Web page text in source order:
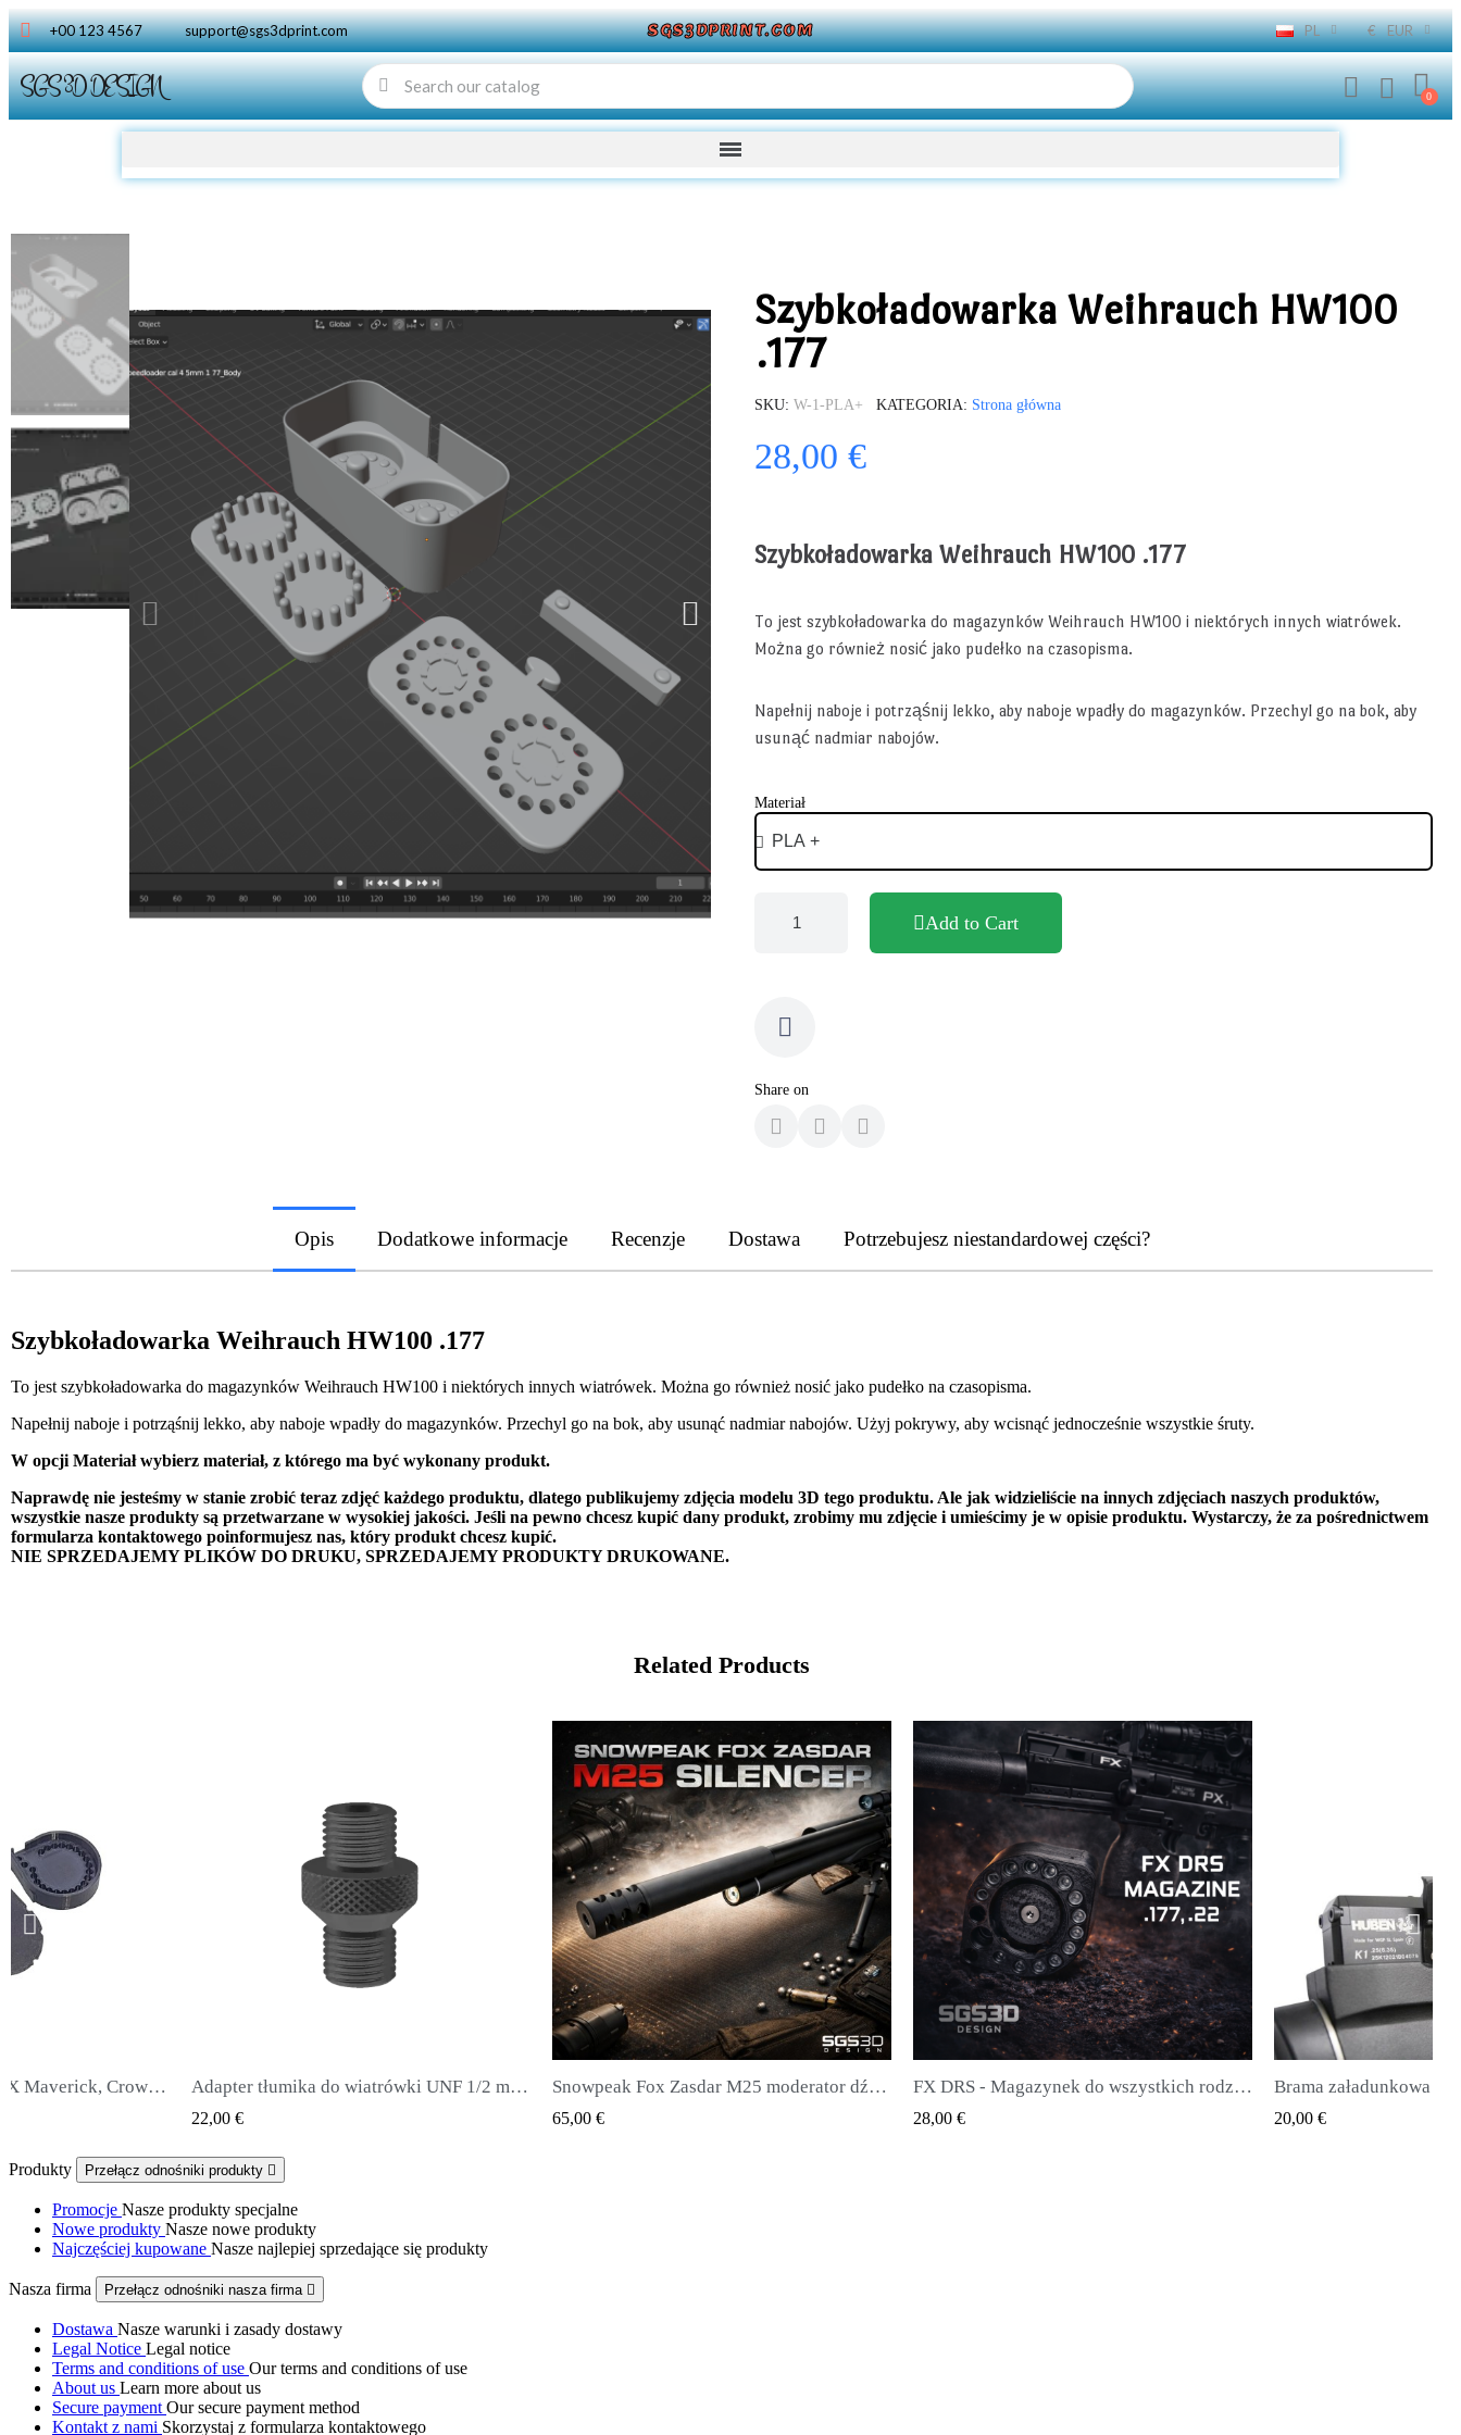
+00 123 4567 support@sgs3dprint.com SGS3DPRINT.COM PL € EUR
SGS 3D DESIGN
Szybkoładowarka Weihrauch HW100
.177
SKU W-1-PLA+ KATEGORIA Strona główna
28,00 €
Szybkoładowarka Weihrauch HW100 .177
To jest szybkoładowarka do magazynków Weihrauch HW100 i niektórych innych wiatrówek.
Można go również nosić jako pudełko na czasopisma.
Napełnij naboje i potrząśnij lekko, aby naboje wpadły do magazynków. Przechyl go na bok, aby
usunąć nadmiar nabojów.
Materiał
Add to Cart
Share on
Opis Dodatkowe informacje Recenzje Dostawa Potrzebujesz niestandardowej części?
Szybkoładowarka Weihrauch HW100 .177
To jest szybkoładowarka do magazynków Weihrauch HW100 i niektórych innych wiatrówek. Można go również nosić jako pudełko na czasopisma.
Napełnij naboje i potrząśnij lekko, aby naboje wpadły do magazynków. Przechyl go na bok, aby usunąć nadmiar nabojów. Użyj pokrywy, aby wcisnąć jednocześnie wszystkie śruty.
W opcji Materiał wybierz materiał, z którego ma być wykonany produkt.
Naprawdę nie jesteśmy w stanie zrobić teraz zdjęć każdego produktu, dlatego publikujemy zdjęcia modelu 3D tego produktu. Ale jak widzieliście na innych zdjęciach naszych produktów,
wszystkie nasze produkty są przetwarzane w wysokiej jakości. Jeśli na pewno chcesz kupić dany produkt, zrobimy mu zdjęcie i umieścimy je w opisie produktu. Wystarczy, że za pośrednictwem
formularza kontaktowego poinformujesz nas, który produkt chcesz kupić.
NIE SPRZEDAJEMY PLIKÓW DO DRUKU, SPRZEDAJEMY PRODUKTY DRUKOWANE.
Related Products
QUICK VIEW Adapter tłumika do wiatrówki UNF 1/2 męski na UNF 1/2 męski QUICK VIEW Snowpeak Fox Zasdar M25 moderator dźwięku QUICK VIEW FX DRS - Magazynek do wszystkich rodzajów pocisków QUICK VIEW Brama załadunkowa Huben K1 (najnowsza generacja)
Produkty Przełącz odnośniki produkty 
Promocje Nasze produkty specjalne
Nowe produkty Nasze nowe produkty
Najczęściej kupowane Nasze najlepiej sprzedające się produkty
Nasza firma Przełącz odnośniki nasza firma 
Dostawa Nasze warunki i zasady dostawy
Legal Notice Legal notice
Terms and conditions of use Our terms and conditions of use
About us Learn more about us
Secure payment Our secure payment method
Kontakt z nami Skorzystaj z formularza kontaktowego